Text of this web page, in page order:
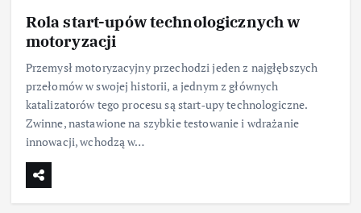
Rola start-upów technologicznych w
motoryzacji
Przemysł motoryzacyjny przechodzi jeden z najgłębszych
przełomów w swojej historii, a jednym z głównych
katalizatorów tego procesu są start‑upy technologiczne.
Zwinne, nastawione na szybkie testowanie i wdrażanie
innowacji, wchodzą w…